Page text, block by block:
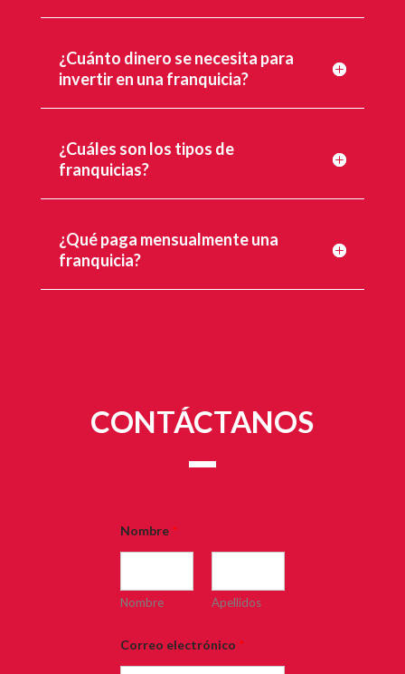
¿Cuánto dinero se necesita para
invertir en una franquicia?
¿Cuáles son los tipos de
franquicias?
¿Qué paga mensualmente una
franquicia?
CONTÁCTANOS
Nombre *
Nombre Apellidos
Correo electrónico *